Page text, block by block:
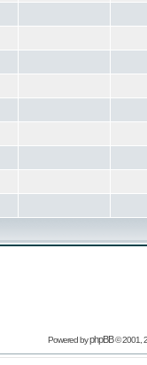
Powered byphpBB© 2001,